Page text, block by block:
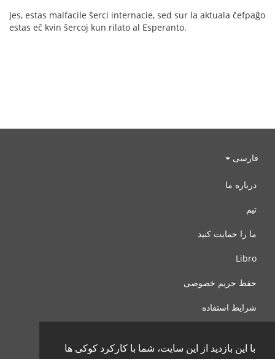
با این بازدید از این سایت، شما با کارکرد کوکی ها
Jes, estas malfacile ŝerci internacie, sed sur la aktuala ĉefpaĝo
estas eĉ kvin ŝercoj kun rilato al Esperanto.
فارسی
درباره ما
تیم
ما را حمایت کنید
Libro
حفظ حریم خصوصی
شرایط استفاده